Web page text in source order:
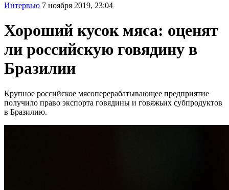
Интервью 7 ноября 2019, 23:04
Хороший кусок мяса: оценят
ли российскую говядину в
Бразилии
Крупное российское мясоперерабатывающее предприятие
получило право экспорта говядины и говяжьих субпродуктов
в Бразилию.